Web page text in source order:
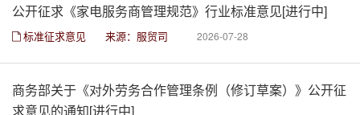
公开征求《家电服务商管理规范》行业标准意见[进行中]
标准征求意见 来源：服贸司 2026-07-28
商务部关于《对外劳务合作管理条例（修订草案）》公开征
求意见的通知[进行中]